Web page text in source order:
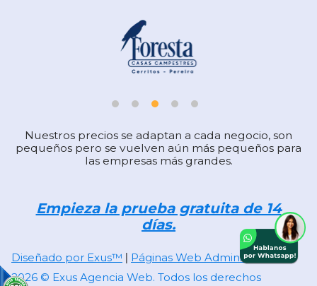
Nuestros precios se adaptan a cada negocio, son
pequeños pero se vuelven aún más pequeños para
las empresas más grandes.
Empieza la prueba gratuita de 14
días.
Diseñado por Exus™
Páginas Web Administrables
2026 © Exus Agencia Web. Todos los derechos